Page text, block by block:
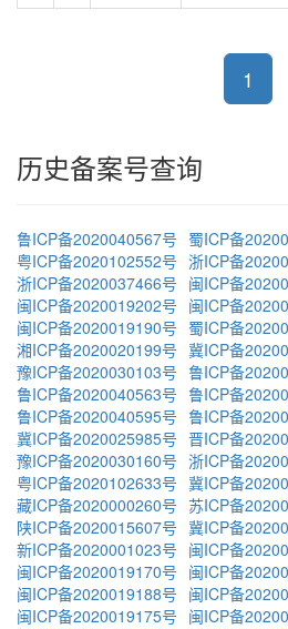
1
历史备案号查询
鲁ICP备2020040567号 蜀ICP备
粤ICP备2020102552号 浙ICP备
浙ICP备2020037466号 闽ICP备
闽ICP备2020019202号 闽ICP备
闽ICP备2020019190号 蜀ICP备
湘ICP备2020020199号 冀ICP备
豫ICP备2020030103号 鲁ICP备
鲁ICP备2020040563号 鲁ICP备
鲁ICP备2020040595号 鲁ICP备
冀ICP备2020025985号 晋ICP备
豫ICP备2020030160号 浙ICP备
粤ICP备2020102633号 冀ICP备
藏ICP备2020000260号 苏ICP备
陕ICP备2020015607号 冀ICP备
新ICP备2020001023号 闽ICP备
闽ICP备2020019170号 闽ICP备
闽ICP备2020019188号 闽ICP备
闽ICP备2020019175号 闽ICP备